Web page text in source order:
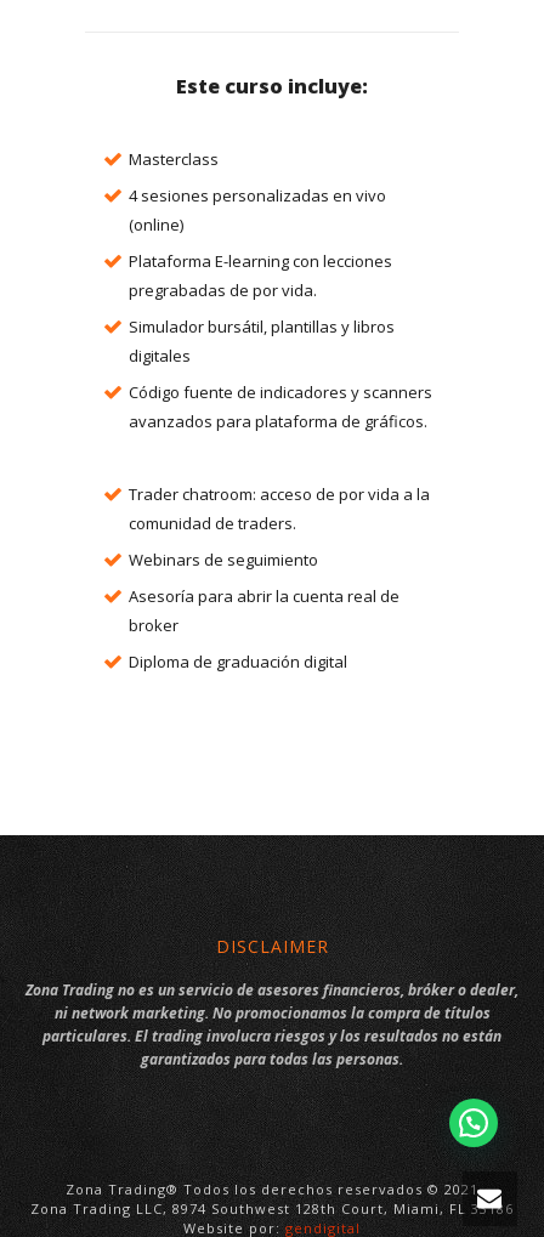
Este curso incluye:
Masterclass
4 sesiones personalizadas en vivo
(online)
Plataforma E-learning con lecciones
pregrabadas de por vida.
Simulador bursátil, plantillas y libros
digitales
Código fuente de indicadores y scanners
avanzados para plataforma de gráficos.
Trader chatroom: acceso de por vida a la
comunidad de traders.
Webinars de seguimiento
Asesoría para abrir la cuenta real de
broker
Diploma de graduación digital
DISCLAIMER
Zona Trading no es un servicio de asesores financieros, bróker o dealer,
ni network marketing. No promocionamos la compra de títulos
particulares. El trading involucra riesgos y los resultados no están
garantizados para todas las personas.
Zona Trading® Todos los derechos reservados © 2021
Zona Trading LLC, 8974 Southwest 128th Court, Miami, FL 33186
Website por:gendigital